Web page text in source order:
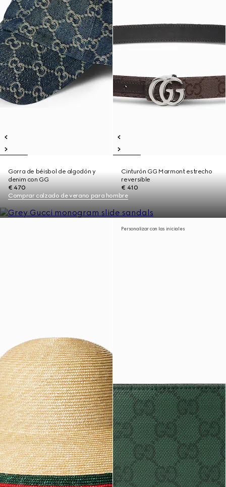
Gorra de béisbol de algodón y
denim con GG
€ 470
Cinturón GG Marmont estrecho
reversible
€ 410
Comprar calzado de verano para hombre
Personalizar con las iniciales